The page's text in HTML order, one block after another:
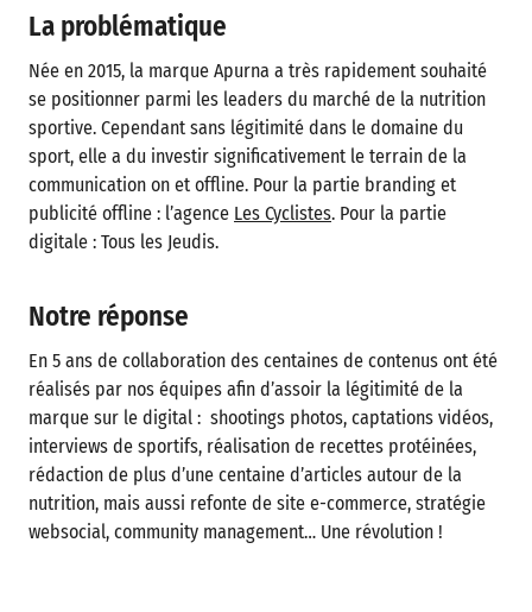
La problématique
Née en 2015, la marque Apurna a très rapidement souhaité
se positionner parmi les leaders du marché de la nutrition
sportive. Cependant sans légitimité dans le domaine du
sport, elle a du investir significativement le terrain de la
communication on et offline. Pour la partie branding et
publicité offline : l’agence Les Cyclistes. Pour la partie
digitale : Tous les Jeudis.
Notre réponse
En 5 ans de collaboration des centaines de contenus ont été
réalisés par nos équipes afin d’assoir la légitimité de la
marque sur le digital : shootings photos, captations vidéos,
interviews de sportifs, réalisation de recettes protéinées,
rédaction de plus d’une centaine d’articles autour de la
nutrition, mais aussi refonte de site e-commerce, stratégie
websocial, community management… Une révolution !